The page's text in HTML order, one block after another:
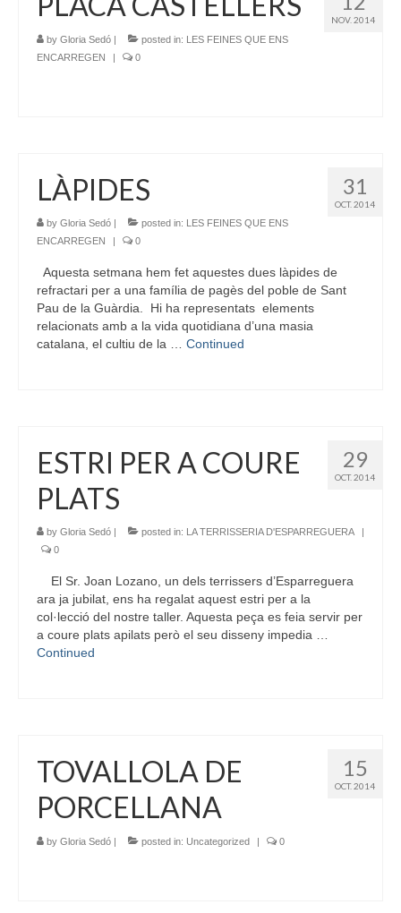
NOV. 2014
by Gloria Sedó | posted in: LES FEINES QUE ENS
ENCARREGEN
| 0
31
OCT. 2014
LÀPIDES
by Gloria Sedó | posted in: LES FEINES QUE ENS
ENCARREGEN
| 0
Aquesta setmana hem fet aquestes dues làpides de
refractari per a una família de pagès del poble de Sant
Pau de la Guàrdia. Hi ha representats elements
relacionats amb a la vida quotidiana d’una masia
catalana, el cultiu de la … Continued
29
OCT. 2014
ESTRI PER A COURE
PLATS
by Gloria Sedó posted in: LA TERRISSERIA D'ESPARREGUERA
0
El Sr. Joan Lozano, un dels terrissers d’Esparreguera
ara ja jubilat, ens ha regalat aquest estri per a la
col·lecció del nostre taller. Aquesta peça es feia servir per
a coure plats apilats però el seu disseny impedia …
Continued
15
OCT. 2014
TOVALLOLA DE
PORCELLANA
by Gloria Sedó | posted in: Uncategorized | 0